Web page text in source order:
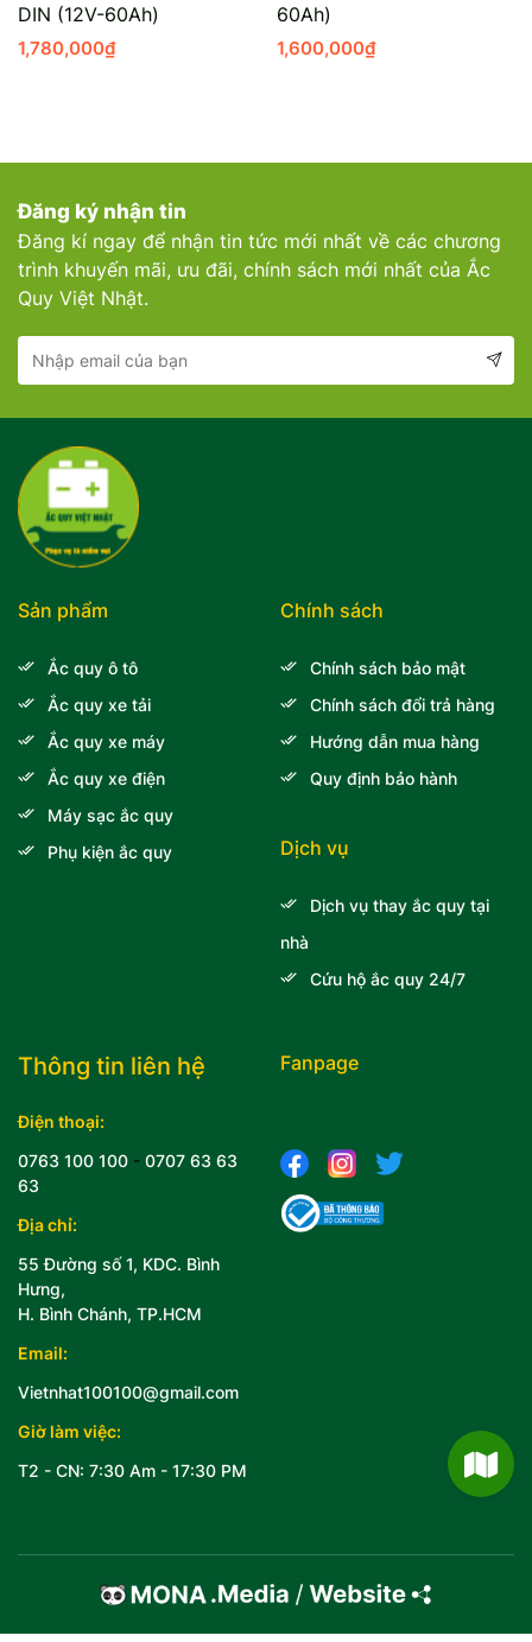
DIN (12V-60Ah)
1,780,000₫
60Ah)
1,600,000₫
Đăng ký nhận tin
Đăng kí ngay để nhận tin tức mới nhất về các chương
trình khuyến mãi, ưu đãi, chính sách mới nhất của Ắc
Quy Việt Nhật.
Thông tin liên hệ
Điện thoại:
0763 100 100 - 0707 63 63
63
Địa chỉ:
55 Đường số 1, KDC. Bình
Hưng,
H. Bình Chánh, TP.HCM
Email:
Vietnhat100100@gmail.com
Giờ làm việc:
T2 - CN: 7:30 Am - 17:30 PM
Sản phẩm
Ắc quy ô tô
Ắc quy xe tải
Ắc quy xe máy
Ắc quy xe điện
Máy sạc ắc quy
Phụ kiện ắc quy
Chính sách
Chính sách bảo mật
Chính sách đổi trả hàng
Hướng dẫn mua hàng
Quy định bảo hành
Dịch vụ
Dịch vụ thay ắc quy tại
nhà
Cứu hộ ắc quy 24/7
Fanpage